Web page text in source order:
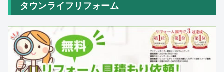
タウンライフリフォーム